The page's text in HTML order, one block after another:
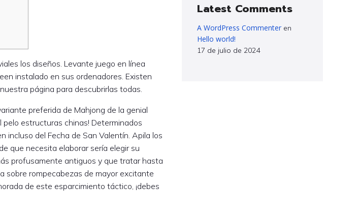
los diseños. Levante juego en línea
instalado en sus ordenadores. Existen
página para descubrirlas todas.
preferida de Mahjong de la genial
estructuras chinas! Determinados
incluso del Fecha de San Valentín. Apila los
que necesita elaborar serí­a elegir su
profusamente antiguos y que tratar hasta
sobre rompecabezas de mayor excitante
de este esparcimiento táctico, ¡debes
Latest Comments
A WordPress Commenter en
Hello world!
17 de julio de 2024